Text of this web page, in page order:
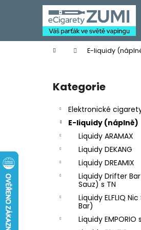
Domů E-liquidy
Přeskočit
kategorie
Kategorie
Elektronické
E-liquidy (náplně)
Liquidy ARAMAX
Liquidy DEKANG
Liquidy DREAMIX
Liquidy Drifter
Sauz) s TN
Liquidy ELFLIQ
Bar)
Liquidy EMPORIO
í
Zpět
do
Zpět
do